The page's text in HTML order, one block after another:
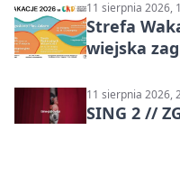
11 sierpnia 2026,
Strefa
wiejska
11 sierpnia 2026,
SING 2 //